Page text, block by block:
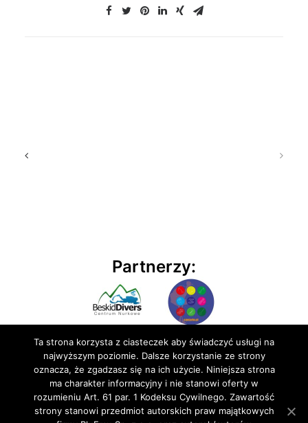
Partnerzy:
© 2020 BluEmu sp. z o.o. Wszelkie prawa zastrzeżone
Ta strona korzysta z ciasteczek aby świadczyć usługi na
najwyższym poziomie. Dalsze korzystanie ze strony
oznacza, że zgadzasz się na ich użycie. Niniejsza strona
ma charakter informacyjny i nie stanowi oferty w
rozumieniu Art. 61 par. 1 Kodeksu Cywilnego. Zawartość
strony stanowi przedmiot autorskich praw majątkowych